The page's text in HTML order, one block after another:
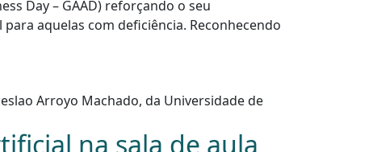
Day – GAAD) reforçando o seu
aquelas com deficiência. Reconhecendo
Arroyo Machado, da Universidade de
na sala de aula